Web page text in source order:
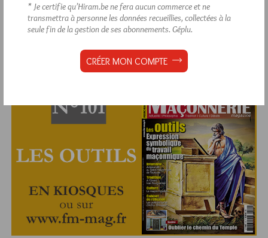
Abonnement aux Newsletters - RSS
* Je certifie qu’Hiram.be ne fera aucun commerce et ne
transmettra à personne les données recueillies, collectées à la
seule fin de la gestion de ses abonnements. Géplu.
CRÉER MON COMPTE